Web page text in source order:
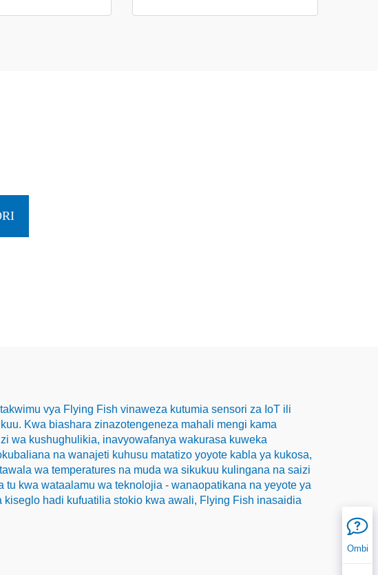
vya Flying Fish vinaweza kutumia sensori za IoT ili
Kwa biashara zinazotengeneza mahali mengi kama
wa kushughulikia, inavyowafanya wakurasa kuweka
na wanajeti kuhusu matatizo yoyote kabla ya kukosa,
wa temperatures na muda wa sikukuu kulingana na saizi
kwa wataalamu wa teknolojia - wanaopatikana na yeyote ya
hadi kufuatilia stokio kwa awali, Flying Fish inasaidia
Ombi